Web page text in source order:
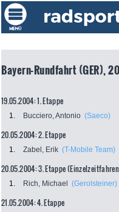
Bayern-Rundfahrt (GER),
19.05.2004: 1. Etappe
1. Bucciero, Antonio (Saeco)
20.05.2004: 2. Etappe
1. Zabel, Erik (T-Mobile Team)
20.05.2004: 3. Etappe
1. Rich, Michael (Gerolsteiner)
21.05.2004: 4. Etappe